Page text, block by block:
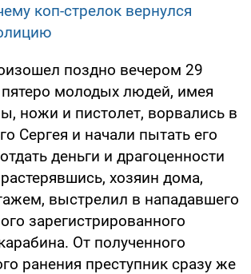
коп-стрелок вернулся
поздно вечером 29
пятеро молодых людей, имея
ножи и пистолет, ворвались в
Сергея и начали пытать его
деньги и драгоценности
хозяин дома,
выстрелил в нападавшего
зарегистрированного
От полученного
ранения преступник сразу же